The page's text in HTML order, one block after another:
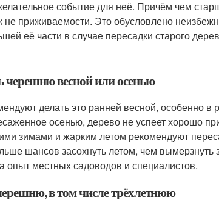
событие для неё. Причём чем
не приживаемости. Это обусловлено
её части в случае пересадки старого
черешню весной или осенью
делать это ранней весной, особенно
осенью, дерево не успеет хорошо
зимами и жарким летом рекомендуют
шансов засохнуть летом, чем
опыт местных садоводов и специалистов.
в том числе трёхлетнюю